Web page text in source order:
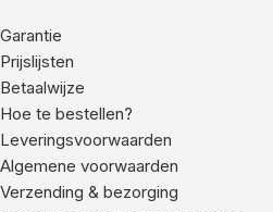
Garantie
Prijslijsten
Betaalwijze
Hoe te bestellen?
Leveringsvoorwaarden
Algemene voorwaarden
Verzending & bezorging